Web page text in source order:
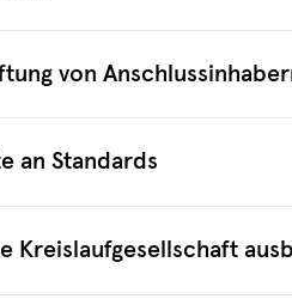
von
an Standards
Kreislaufgesellschaft